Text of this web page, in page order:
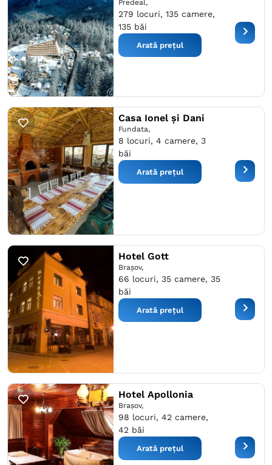
Predeal,
279 locuri, 135 camere,
135 băi
Arată prețul
Casa Ionel și Dani
Fundata,
8 locuri, 4 camere, 3
băi
Arată prețul
Hotel Gott
Braşov,
66 locuri, 35 camere, 35
băi
Arată prețul
Hotel Apollonia
Braşov,
98 locuri, 42 camere,
42 băi
Arată prețul